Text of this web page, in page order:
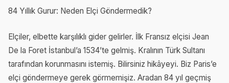
84 Yıllık Gurur: Neden Elçi Göndermedik?
Elçiler, elbette karşılıklı gider gelirler. İlk Fransız elçisi Jean
De la Foret İstanbul’a 1534’te gelmiş. Kralının Türk Sultanı
tarafından korunmasını istemiş. Bilirsiniz hikâyeyi. Biz Paris’e
elçi göndermeye gerek görmemişiz. Aradan 84 yıl geçmiş